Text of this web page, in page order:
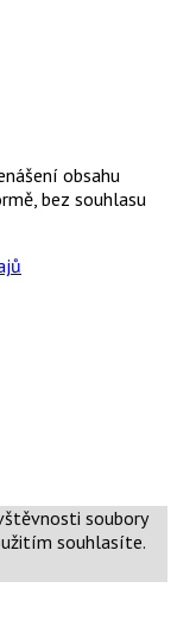
obsahu
bez souhlasu
soubory
souhlasíte.